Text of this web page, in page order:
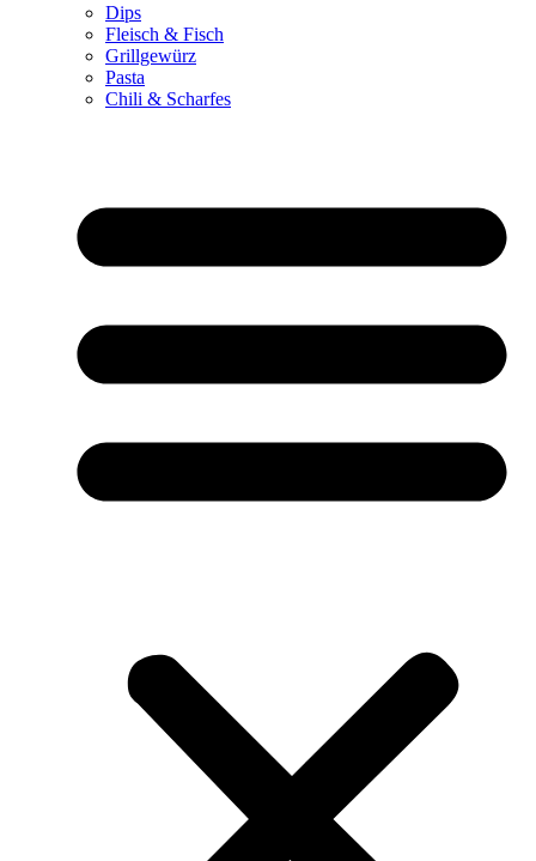
Dips
Fleisch & Fisch
Grillgewürz
Pasta
Chili & Scharfes